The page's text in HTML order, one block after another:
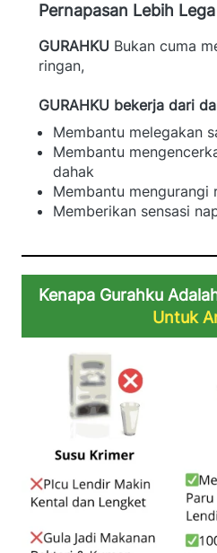
Pernapasan Lebih Lega
GURAHKU Bukan cuma
ringan,
GURAHKU bekerja dari
Membantu melegakan
Membantu
dahak
Membantu mengurangi
Memberikan sensasi
Kenapa Gurahku
Untuk